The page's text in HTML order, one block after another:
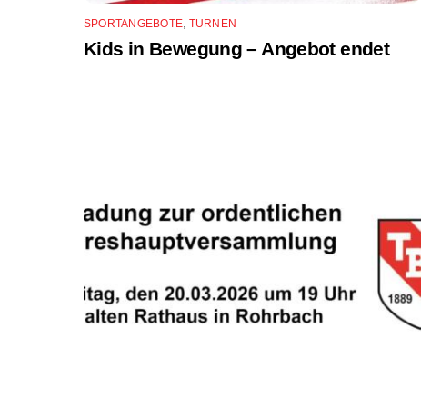
SPORTANGEBOTE, TURNEN
Kids in Bewegung – Angebot endet